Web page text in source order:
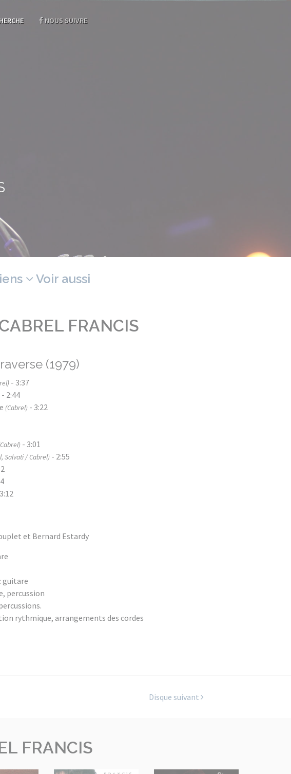
NOUS SUIVRE
Voir aussi
FRANCIS
(1979)
- 3:37
- 2:44
(Cabrel) - 3:22
- 3:01
Salvati / Cabrel) - 2:55
et Bernard Estardy
guitare
percussion
rythmique, arrangements des cordes
Disque suivant
FRANCIS